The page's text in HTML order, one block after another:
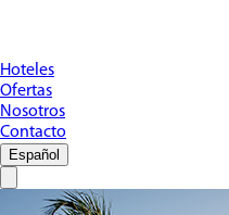
Hoteles
Ofertas
Nosotros
Contacto
Español